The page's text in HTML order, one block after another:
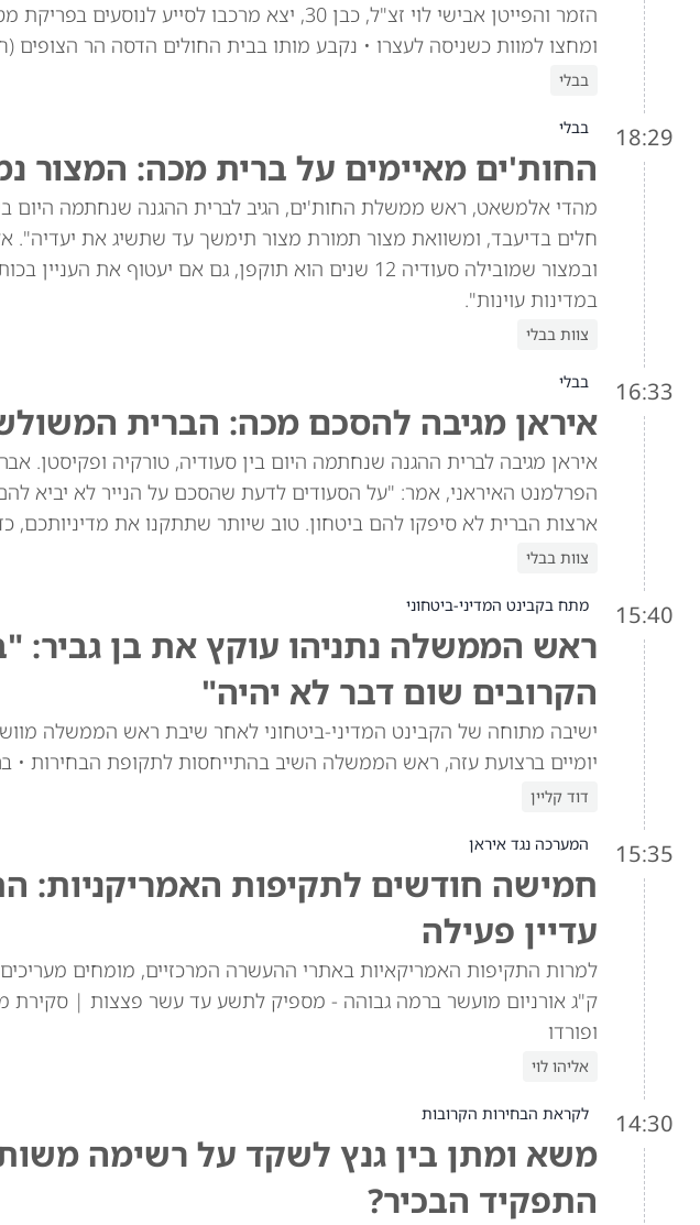
הזמר והפייטן אבישי לוי זצ"ל, כבן 30, יצא מרכבו
ומחצו למוות כשניסה לעצרו • נקבע מותו בבית החולים הדסה הר הצופים
בבלי
18:29 בבלי
החות'ים מאיימים על ברית מכה: המצור
מהדי אלמשאט, ראש ממשלת החות'ים, הגיב לברית ההגנה שנחתמה היום
חלים בדיעבד, ומשוואת מצור תמורת מצור תימשך עד שתשיג את
ובמצור שמובילה סעודיה 12 שנים הוא תוקפן, גם אם יעטוף
במדינות עוינות".
צוות בבלי
16:33 בבלי
איראן מגיבה להסכם מכה: הברית
איראן מגיבה לברית ההגנה שנחתמה היום בין סעודיה, טורקיה ופקיסטן.
הפרלמנט האיראני, אמר: "על הסעודים לדעת שהסכם על הנייר לא יביא
ארצות הברית לא סיפקו להם ביטחון. טוב שיותר שתתקנו את מדיניותכם,
צוות בבלי
15:40 מתח בקבינט המדיני-ביטחוני
ראש הממשלה נתניהו עוקץ את בן גביר:
הקרובים שום דבר לא יהיה"
ישיבה מתוחה של הקבינט המדיני-ביטחוני לאחר שיבת ראש הממשלה
יומיים ברצועת עזה, ראש הממשלה השיב בהתייחסות לתקופת הבחירות
דוד קליין
15:35 המערכה נגד איראן
חמישה חודשים לתקיפות האמריקניות:
עדיין פעילה
ק"ג אורניום מועשר ברמה גבוהה - מספיק לתשע עד עשר פצצות | סקירת
ופורדו
אליהו לוי
14:30 לקראת הבחירות הקרובות
משא ומתן בין גנץ לשקד על רשימה
התפקיד הבכיר?